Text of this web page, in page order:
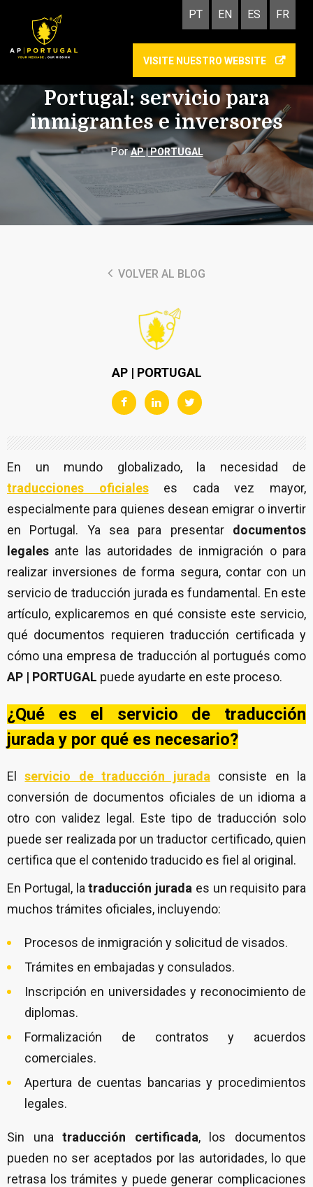
PT EN ES FR
VISITE NUESTRO WEBSITE
Traducciones oficiales en
Portugal: servicio para
inmigrantes e inversores
PorAP | PORTUGAL
VOLVER AL BLOG
AP | PORTUGAL
En un mundo globalizado, la necesidad de
traducciones oficialeses cada vez mayor,
especialmente para quienes desean emigrar o invertir
en Portugal. Ya sea para presentar documentos
legales ante las autoridades de inmigración o para
realizar inversiones de forma segura, contar con un
servicio de traducción jurada es fundamental. En este
artículo, explicaremos en qué consiste este servicio,
qué documentos requieren traducción certificada y
cómo una empresa de traducción al portugués como
AP | PORTUGAL puede ayudarte en este proceso.
¿Qué es el servicio de traducción
jurada y por qué es necesario?
Elservicio de traducción jurada consiste en la
conversión de documentos oficiales de un idioma a
otro con validez legal. Este tipo de traducción solo
puede ser realizada por un traductor certificado, quien
certifica que el contenido traducido es fiel al original.
En Portugal, latraducción jurada es un requisito para
muchos trámites oficiales, incluyendo:
Procesos de inmigración y solicitud de visados.
Trámites en embajadas y consulados.
Inscripción en universidades y reconocimiento de
diplomas.
Formalización de contratos y acuerdos
comerciales.
Apertura de cuentas bancarias y procedimientos
legales.
Sin unatraducción certificada, los documentos
pueden no ser aceptados por las autoridades, lo que
retrasa los trámites y puede generar complicaciones